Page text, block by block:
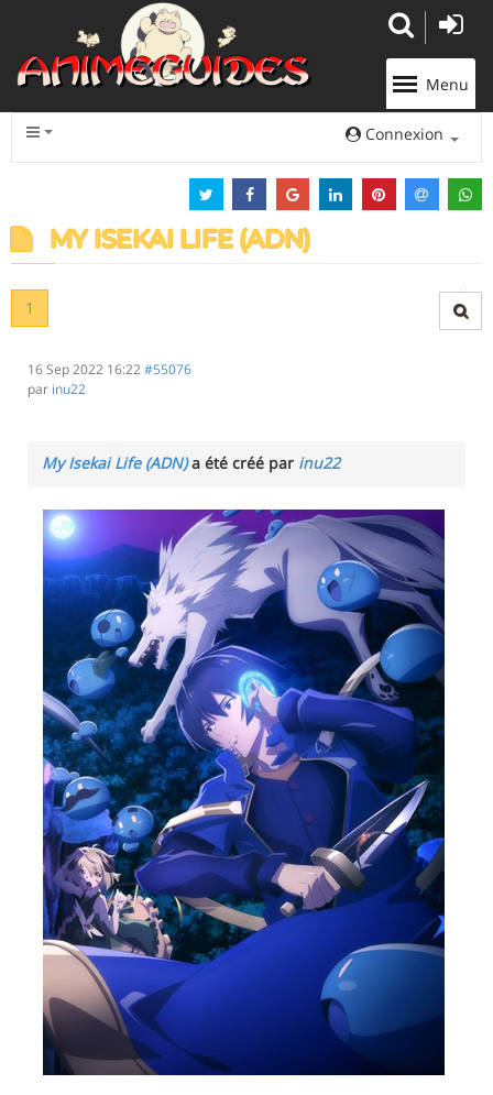
Menu
Connexion
MY ISEKAI LIFE (ADN)
1
16 Sep 2022 16:22 #55076
par inu22
My Isekai Life (ADN)a été créé par inu22
Panneau de gestion des cookies